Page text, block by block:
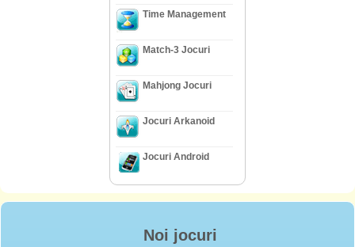
Time Management
Match-3 Jocuri
Mahjong Jocuri
Jocuri Arkanoid
Jocuri Android
Noi jocuri